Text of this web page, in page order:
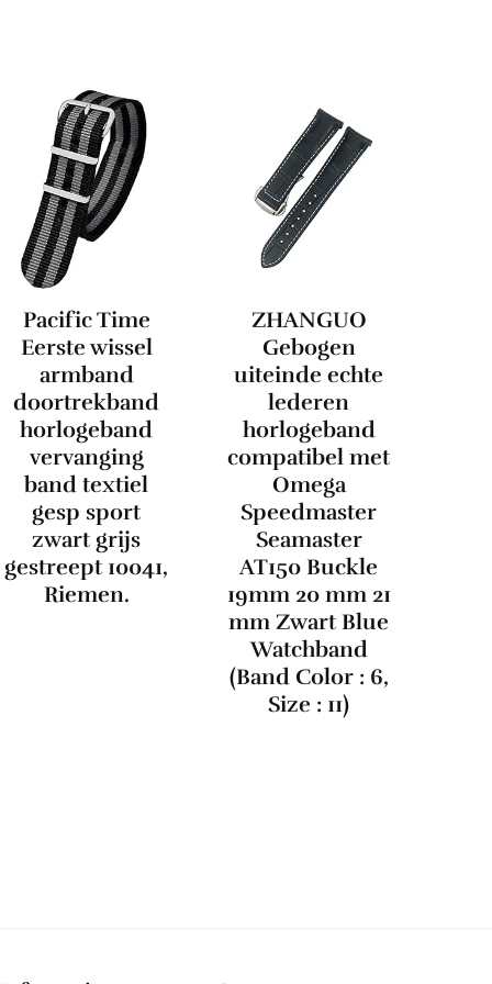
Pacific Time
Eerste wissel
armband
doortrekband
horlogeband
vervanging
band textiel
gesp sport
zwart grijs
gestreept 10041,
Riemen.
ZHANGUO
Gebogen
uiteinde echte
lederen
horlogeband
compatibel met
Omega
Speedmaster
Seamaster
AT150 Buckle
19mm 20 mm 21
mm Zwart Blue
Watchband
(Band Color : 6,
Size : 11)